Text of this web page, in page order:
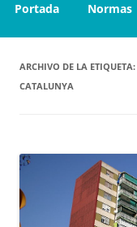
Portada Normas
ARCHIVO DE LA ETIQUETA:
CATALUNYA